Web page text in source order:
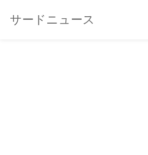
サードニュース